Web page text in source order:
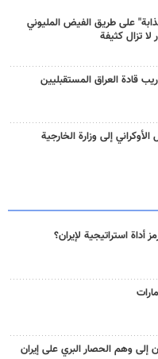
على طريق الفيض المليوني
لا تزال كثيفة
قادة العراق المستقبليين
الأوكراني إلى وزارة الخارجية
استراتيجية لإيران؟
إلى وهم الحصار البري على إيران